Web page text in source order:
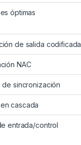
óptimas
de salida codificada
NAC
de sincronización
cascada
entrada/control